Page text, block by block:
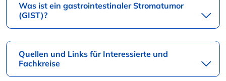
Was ist ein gastrointestinaler Stromatumor
(GIST)?
Quellen und Links für Interessierte und
Fachkreise